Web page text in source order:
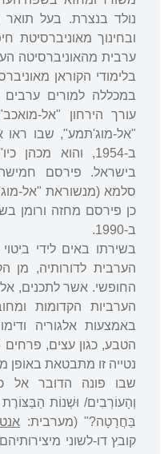
נולד בנצרת. בעל
ובחינוך מאוניברסיטת
ערבית מהאוניברסיטה
בלימודי הקוראן
במכללה למורים ערבים
עורך הירחון "אל-
"אל-מוג'תמע", שבו ראו
ב-1954, והוא
בישראל. פירסם
כן פירסם מחזה ורומן
ב-1990.
בשירתו באים לידי
הערבית לדורותיה, מן
החופשי. אשר לתכנים,
הערביות הקדומות
באמצעות אלגוריה
הטבע, כגון עצים, פרחים
נטייה זו מתבטאת באופן
שבו פונה הדובר אל
וְהָעוֹרְבִים/ וּשְׁנוֹת
בַּחֲרָטָה?" (מערבית:
קובץ דו-לשוני